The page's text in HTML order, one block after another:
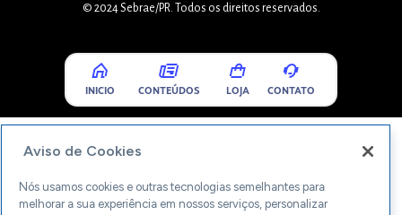
© 2024 Sebrae/PR. Todos os direitos reservados.
INICIO CONTEÚDOS LOJA CONTATO
Aviso de Cookies
Nós usamos cookies e outras tecnologias semelhantes para
melhorar a sua experiência em nossos serviços, personalizar